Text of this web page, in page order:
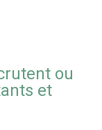
ou
et